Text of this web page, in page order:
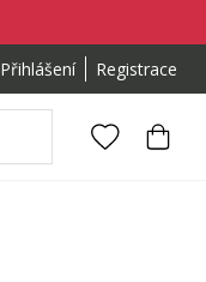
Přihlášení Registrace